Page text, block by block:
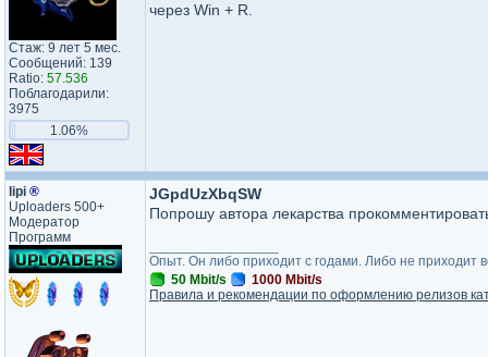
Стаж: 9 лет 5 мес.
Сообщений: 139
Ratio: 57.536
Поблагодарили:
3975
1.06%
через Win + R.
lipi ®
Uploaders 500+
Модератор
Программ
JGpdUzXbqSW
Попрошу автора лекарства
Опыт. Он либо приходит с годами. Либо не приходит
50 Mbit/s
1000 Mbit/s
Правила и рекомендации по оформлению релизов